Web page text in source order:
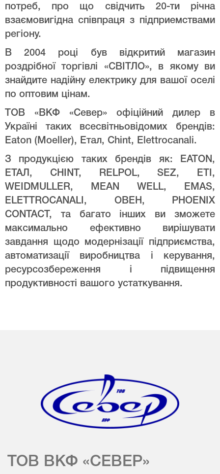
потреб, про що свідчить 20-ти річна
взаємовигідна співпраця з підприемствами
регіону.
В 2004 році був відкритий магазин
роздрібної торгівлі «СВІТЛО», в якому ви
знайдите надійну електрику для вашої оселі
по оптовим цінам.
ТОВ «ВКФ «Север» офіційний дилер в
Україні таких всесвітньовідомих брендів:
Eaton (Moeller), Етал, Chint, Elettrocanali.
З продукцією таких брендів як: EATON,
ЕТАЛ, CHINT, RELPOL, SEZ, ETI,
WEIDMULLER, MEAN WELL, EMAS,
ELETTROCANALI, ОВЕН, PHOENIX
CONTACT, та багато інших ви зможете
максимально ефективно вирішувати
завдання щодо модернізації підприємства,
автоматизації виробництва і керування,
ресурсозбереження і підвищення
продуктивності вашого устаткування.
ТОВ ВКФ «СЕВЕР»